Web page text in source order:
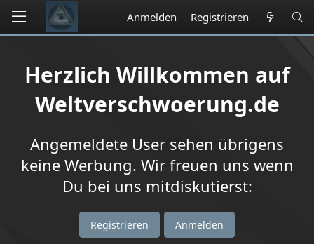
Anmelden Registrieren
Herzlich Willkommen auf
Weltverschwoerung.de
Angemeldete User sehen übrigens
keine Werbung. Wir freuen uns wenn
Du bei uns mitdiskutierst:
Registrieren Anmelden